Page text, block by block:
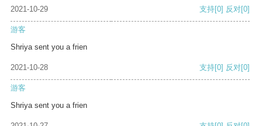
2021-10-29 支持[0] 反对[0]
游客
Shriya sent you a frien
2021-10-28 支持[0] 反对[0]
游客
Shriya sent you a frien